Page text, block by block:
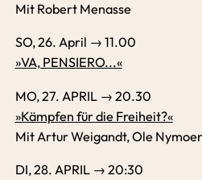
Mit Robert Menasse
SO, 26. April → 11.00
»VA, PENSIERO...«
MO, 27. APRIL → 20.30
»Kämpfen für die Freiheit?«
Mit Artur Weigandt, Ole
DI, 28. APRIL → 20:30